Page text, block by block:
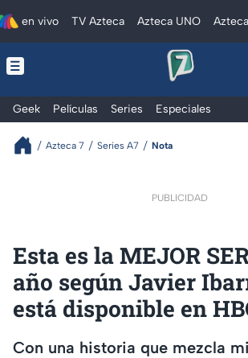
en vivo TV Azteca Azteca UNO
Geek Películas Series Especiales
Azteca 7 Series A7 Nota
PUBLICIDAD
Esta es la MEJOR
año según Javier
está disponible en
Con una historia que mezcla